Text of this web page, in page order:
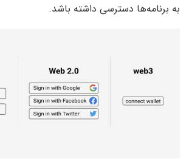
به برنامه‌ها دسترسی داشته باشد.